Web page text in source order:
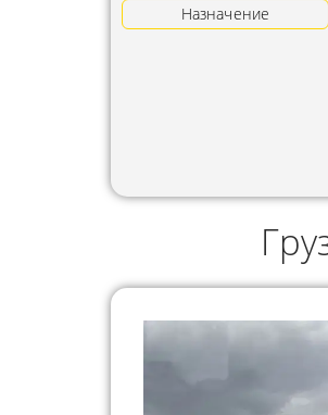
ПЕРЕВОЗКИ
Назначение